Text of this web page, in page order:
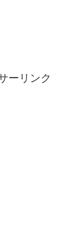
ーリンク